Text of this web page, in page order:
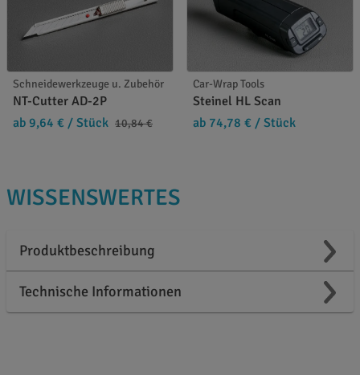
Schneidewerkzeuge u. Zubehör
NT-Cutter AD-2P
ab 9,64 € / Stück 10,84 €
Car-Wrap Tools
Steinel HL Scan
ab 74,78 € / Stück
WISSENSWERTES
Produktbeschreibung
Technische Informationen